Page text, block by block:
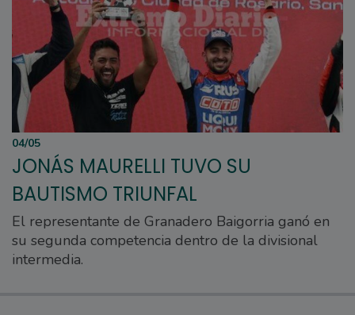
04/05
JONÁS MAURELLI TUVO SU
BAUTISMO TRIUNFAL
El representante de Granadero Baigorria ganó en
su segunda competencia dentro de la divisional
intermedia.